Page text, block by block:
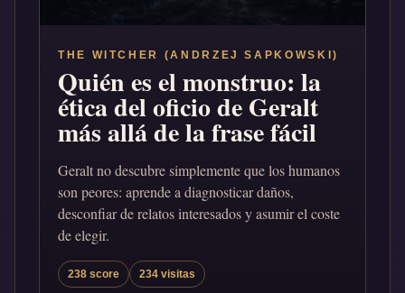
THE WITCHER (ANDRZEJ SAPKOWSKI)
Quién es el monstruo: la
ética del oficio de Geralt
más allá de la frase fácil
Geralt no descubre simplemente que los humanos
son peores: aprende a diagnosticar daños,
desconfiar de relatos interesados y asumir el coste
de elegir.
238 score 234 visitas